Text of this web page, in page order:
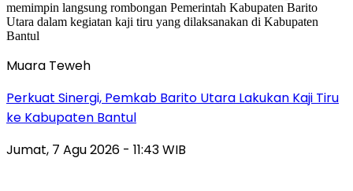
Muara Teweh
Perkuat Sinergi, Pemkab Barito Utara Lakukan Kaji Tiru
ke Kabupaten Bantul
Jumat, 7 Agu 2026 - 11:43 WIB